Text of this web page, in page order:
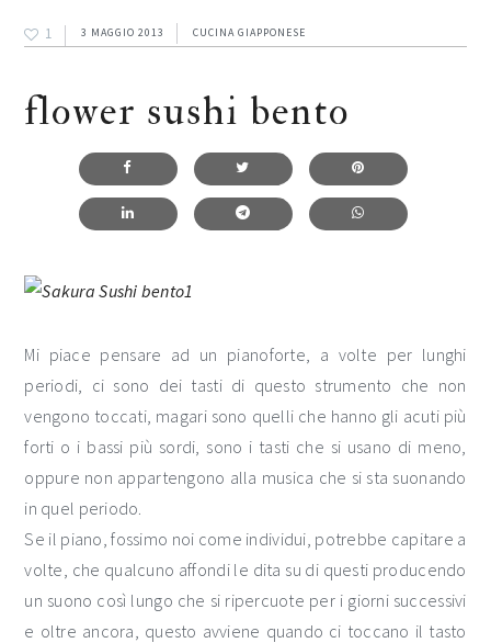
1 3 MAGGIO 2013 CUCINA GIAPPONESE
flower sushi bento
Mi piace pensare ad un pianoforte, a volte per lunghi
periodi, ci sono dei tasti di questo strumento che non
vengono toccati, magari sono quelli che hanno gli acuti più
forti o i bassi più sordi, sono i tasti che si usano di meno,
oppure non appartengono alla musica che si sta suonando
in quel periodo.
Se il piano, fossimo noi come individui, potrebbe capitare a
volte, che qualcuno affondi le dita su di questi producendo
un suono così lungo che si ripercuote per i giorni successivi
e oltre ancora, questo avviene quando ci toccano il tasto